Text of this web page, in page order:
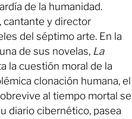
de la humanidad.
cantante y director
del séptimo arte. En la
de sus novelas, La
la cuestión moral de la
clonación humana, el
al tiempo mortal se
diario cibernético, pasea